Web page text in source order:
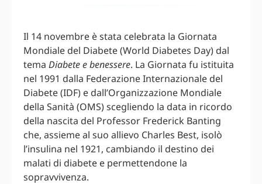
Il 14 novembre è stata celebrata la Giornata
Mondiale del Diabete (World Diabetes Day) dal
tema Diabete e benessere. La Giornata fu istituita
nel 1991 dalla Federazione Internazionale del
Diabete (IDF) e dall’Organizzazione Mondiale
della Sanità (OMS) scegliendo la data in ricordo
della nascita del Professor Frederick Banting
che, assieme al suo allievo Charles Best, isolò
l’insulina nel 1921, cambiando il destino dei
malati di diabete e permettendone la
sopravvivenza.